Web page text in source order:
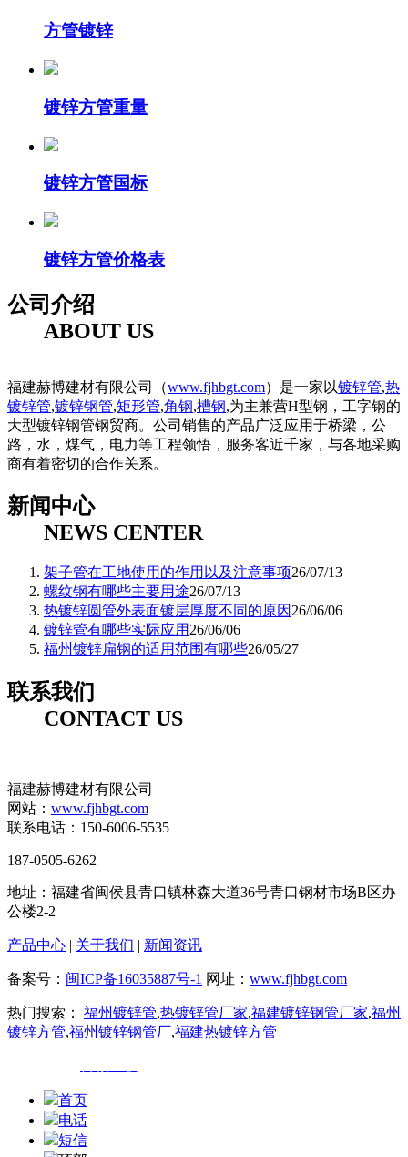
方管镀锌
镀锌方管重量
镀锌方管国标
镀锌方管价格表
公司介绍
ABOUT US
福建赫博建材有限公司（www.fjhbgt.com）是一家以镀锌管,热
镀锌管,镀锌钢管,矩形管,角钢,槽钢,为主兼营H型钢，工字钢的
大型镀锌钢管钢贸商。公司销售的产品广泛应用于桥梁，公
路，水，煤气，电力等工程领悟，服务客近千家，与各地采购
商有着密切的合作关系。
新闻中心
NEWS CENTER
架子管在工地使用的作用以及注意事项26/07/13
螺纹钢有哪些主要用途26/07/13
热镀锌圆管外表面镀层厚度不同的原因 26/06/06
镀锌管有哪些实际应用 26/06/06
福州镀锌扁钢的适用范围有哪些26/05/27
联系我们
CONTACT US
福建赫博建材有限公司
网站： www.fjhbgt.com
联系电话：150-6006-5535
187-0505-6262
地址：福建省闽侯县青口镇林森大道36号青口钢材市场B区办
公楼2-2
产品中心 | 关于我们 | 新闻资讯
备案号： 闽ICP备16035887号-1 网址： www.fjhbgt.com
热门搜索： 福州镀锌管,热镀锌管厂家,福建镀锌钢管厂家,福州
镀锌方管,福州镀锌钢管厂,福建热镀锌方管
首页
电话
短信